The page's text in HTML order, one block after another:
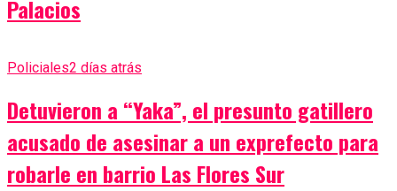
Palacios
Policiales2 días atrás
Detuvieron a “Yaka”, el presunto gatillero
acusado de asesinar a un exprefecto para
robarle en barrio Las Flores Sur